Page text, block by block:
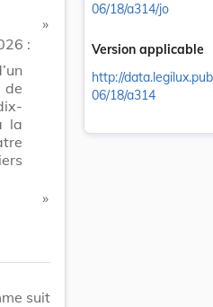
​ »
:
de
la
​ »
suit
06/18/a314/jo
Version applicable
http://
06/18/a314